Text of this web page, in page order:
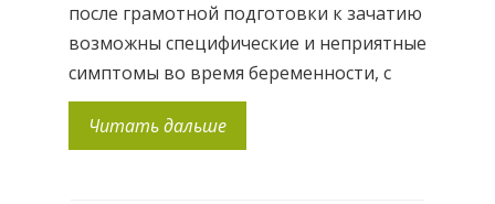
после грамотной подготовки к зачатию
возможны специфические и неприятные
симптомы во время беременности, с
которыми нужно разобраться и
научиться помогать себе. Сегодня
Читать дальше